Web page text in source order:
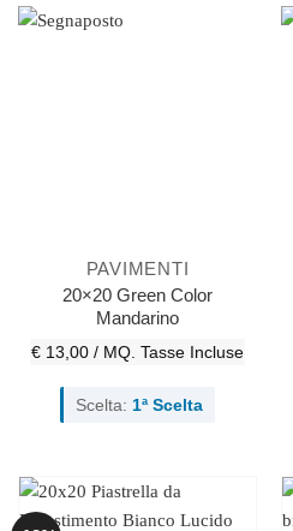
PAVIMENTI
20×20 Green Color
Mandarino
€ 13,00 / MQ. Tasse Incluse
Scelta: 1ª Scelta